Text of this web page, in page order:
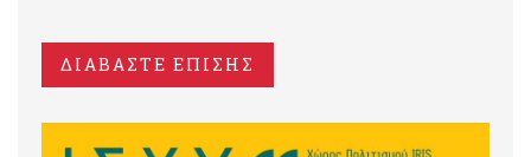
ΔΙΑΒΑΣΤΕ ΕΠΙΣΗΣ